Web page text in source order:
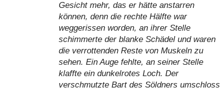
Gesicht mehr, das er hätte anstarren
können, denn die rechte Hälfte war
weggerissen worden, an ihrer Stelle
schimmerte der blanke Schädel und waren
die verrottenden Reste von Muskeln zu
sehen. Ein Auge fehlte, an seiner Stelle
klaffte ein dunkelrotes Loch. Der
verschmutzte Bart des Söldners umschloss